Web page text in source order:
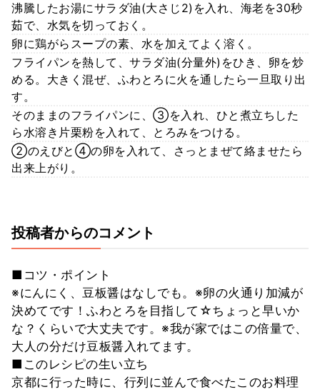
沸騰したお湯にサラダ油(大さじ2)を入れ、海老を30秒
茹で、水気を切っておく。
卵に鶏がらスープの素、水を加えてよく溶く。
フライパンを熱して、サラダ油(分量外)をひき、卵を炒
める。大きく混ぜ、ふわとろに火を通したら一旦取り出
す。
そのままのフライパンに、③を入れ、ひと煮立ちした
ら水溶き片栗粉を入れて、とろみをつける。
②のえびと④の卵を入れて、さっとまぜて絡ませたら
出来上がり。
投稿者からのコメント
■コツ・ポイント
※にんにく、豆板醤はなしでも。※卵の火通り加減が
決めてです！ふわとろを目指して☆ちょっと早いか
な？くらいで大丈夫です。※我が家ではこの倍量で、
大人の分だけ豆板醤入れてます。
■このレシピの生い立ち
京都に行った時に、行列に並んで食べたこのお料理